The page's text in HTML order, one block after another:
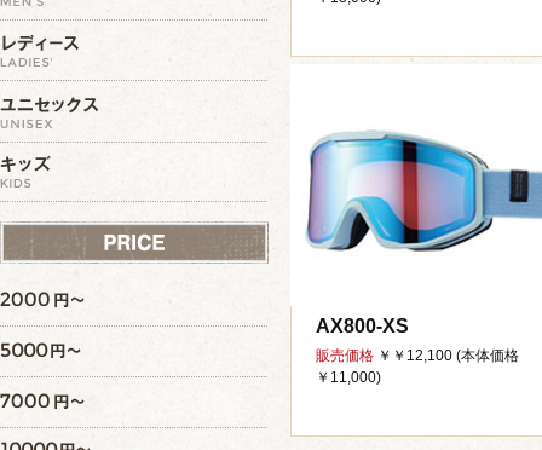
AX800-XS
販売価格 ￥￥12,100 (本体価格
￥11,000)